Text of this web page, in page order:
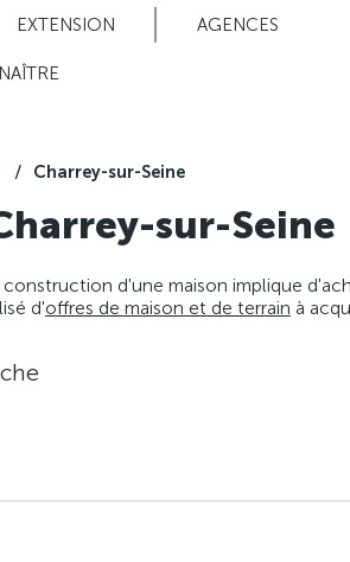
EXTENSION AGENCES
Charrey-sur-Seine
sur-Seine
d'une maison implique
d'offres de maison et de terrain à